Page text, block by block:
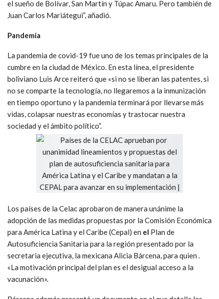
el sueño de Bolívar, San Martín y Túpac Amaru. Pero también de
Juan Carlos Mariátegui”, añadió.
Pandemia
La pandemia de covid-19 fue uno de los temas principales de la
cumbre en la ciudad de México. En esta línea, el presidente
boliviano Luis Arce reiteró que «si no se liberan las patentes, si
no se comparte la tecnología, no llegaremos a la inmunización
en tiempo oportuno y la pandemia terminará por llevarse más
vidas, colapsar nuestras economías y trastocar nuestra
sociedad y el ámbito político”.
Los países de la Celac aprobaron de manera unánime la
adopción de las medidas propuestas por la Comisión Económica
para América Latina y el Caribe (Cepal) en el Plan de
Autosuficiencia Sanitaria para la región presentado por la
secretaria ejecutiva, la mexicana Alicia Bárcena, para quien .
«La motivación principal del plan es el desigual acceso a la
vacunación».